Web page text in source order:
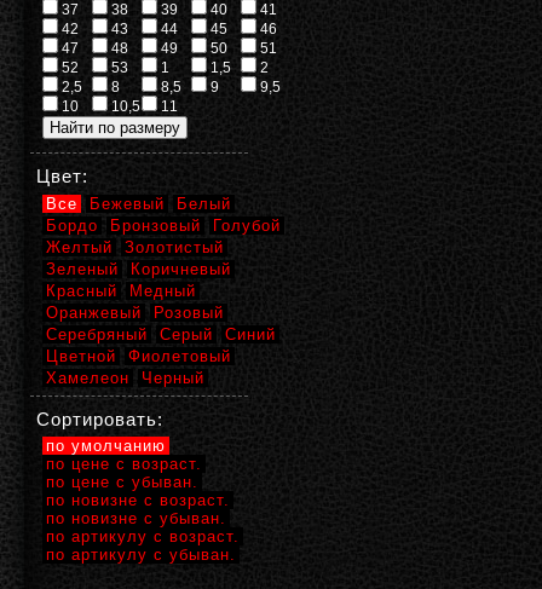
37
38 39 40
41
42
43 44 45
46
47
48 49 50
51
52
53 1 1,5
2
2,5
8 8,5 9
9,5
10
10,5 11
Цвет:
Все Бежевый
Белый
Бордо
Бронзовый
Голубой
Желтый
Золотистый
Зеленый
Коричневый
Красный
Медный
Оранжевый
Розовый
Серебряный
Серый
Синий
Цветной
Фиолетовый
Хамелеон
Черный
Сортировать:
по умолчанию
по цене с возраст.
по цене с убыван.
по новизне с возраст.
по новизне с убыван.
по артикулу с возраст.
по артикулу с убыван.